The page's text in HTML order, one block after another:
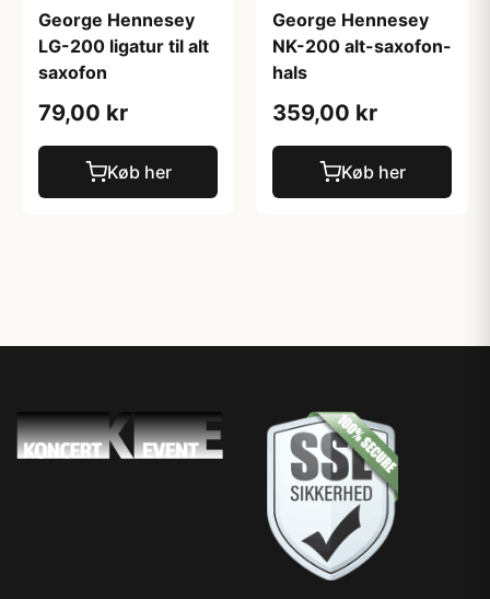
George Hennesey
LG-200 ligatur til alt
saxofon
79,00 kr
Køb her
George Hennesey
NK-200 alt-saxofon-
hals
359,00 kr
Køb her